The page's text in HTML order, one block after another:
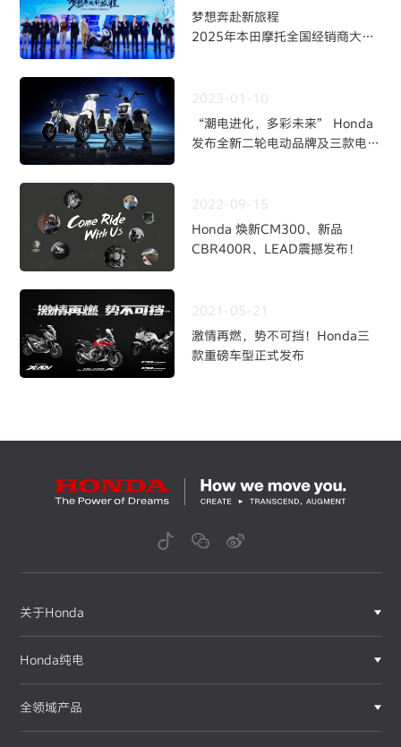
梦想奔赴新旅程
2025年本田摩托全国经销商大会
2023-01-10
“潮电进化，多彩未来” Honda
发布全新二轮电动品牌及三款电动
2022-09-15
Honda 焕新CM300、新品
CBR400R、LEAD震撼发布！
2021-05-21
激情再燃，势不可挡！Honda三
款重磅车型正式发布
关于Honda
Honda纯电
全领域产品